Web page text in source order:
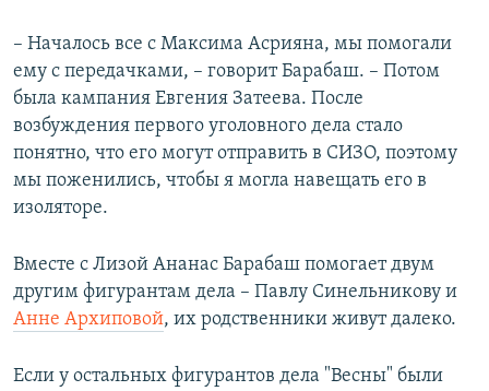
– Началось все с Максима Асрияна, мы помогали
ему с передачками, – говорит Барабаш. – Потом
была кампания Евгения Затеева. После
возбуждения первого уголовного дела стало
понятно, что его могут отправить в СИЗО, поэтому
мы поженились, чтобы я могла навещать его в
изоляторе.
Вместе с Лизой Ананас Барабаш помогает двум
другим фигурантам дела – Павлу Синельникову и
Анне Архиповой, их родственники живут далеко.
Если у остальных фигурантов дела "Весны" были